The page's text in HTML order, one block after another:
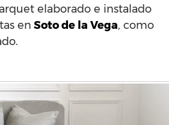
elaborado e instalado
en Soto de la Vega, como